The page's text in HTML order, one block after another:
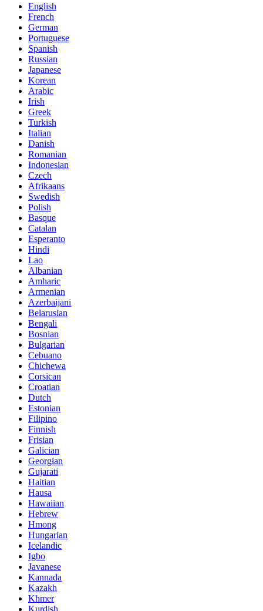
English
French
German
Portuguese
Spanish
Russian
Japanese
Korean
Arabic
Irish
Greek
Turkish
Italian
Danish
Romanian
Indonesian
Czech
Afrikaans
Swedish
Polish
Basque
Catalan
Esperanto
Hindi
Lao
Albanian
Amharic
Armenian
Azerbaijani
Belarusian
Bengali
Bosnian
Bulgarian
Cebuano
Chichewa
Corsican
Croatian
Dutch
Estonian
Filipino
Finnish
Frisian
Galician
Georgian
Gujarati
Haitian
Hausa
Hawaiian
Hebrew
Hmong
Hungarian
Icelandic
Igbo
Javanese
Kannada
Kazakh
Khmer
Kurdish